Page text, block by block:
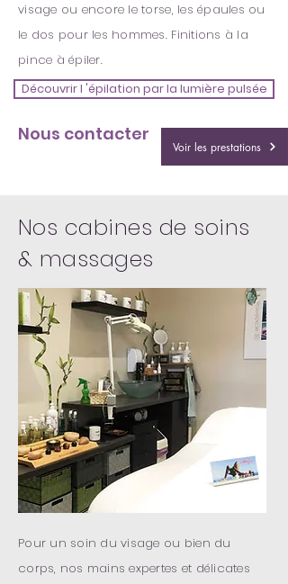
visage ou encore le torse, les épaules ou
le dos pour les hommes. Finitions à la
pince à épiler.
Découvrir l 'épilation par la lumière pulsée
Nous contacter
Voir les prestations
Nos cabines de soins
& massages
Pour un soin du visage ou bien du
corps, nos mains expertes et délicates